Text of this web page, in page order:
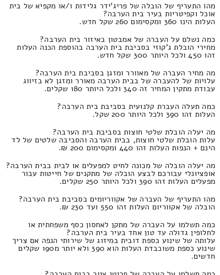
מהו התעריף של הובלה של פריג'ידר גלידות ו/או מקפיא של בית
אוכל וקפיטריות בעיר בית הערבה?
העלות הינו 360 ומקסימום 260 שקל חדש.
כמה נשלם על העברה של אמבטון באיזור בית הערבה?
מחירי הובלת ג'קוזי בסביבת בית הערבה בהוספת הכנה העלות
זהו 450 ולכל היותר 300 שקל חדש.
מה מחיר העברה של מאוורר ומזגן בסביבת בית הערבה?
עלויות של להעברה של בבית הערבה מאורר ומזגן לא בזיווג
עבודת מתקין המחיר זה 340 ולכל היותר 180 שקלים.
כמה תעלה העברת קלנועית בסביבת בית הערבה?
העלות זהו 390 ולכל היותר 200 שקל.
מה יעלה הובלת שלטי חוצות בסביבת בית הערבה?
עלות הובלת שלטי חוצות, בבית הערבה והסביבה שלטים של לד
הינם + הנפות העלות זהו 440 ומקסימום 200 ₪.
מה יעלה הובלה של מכונה לחיט למפעלים או לבית בבית הערבה?
אופציונלי עבורכם לבצע הובלה של מתקנים של חייטות עבור
מפעלים העלות זהו 390 ולכל היותר 250 שקלים.
מהו התעריף של העברה של אקווריומים בסביבת בית הערבה?
הובלה של אקווריום העלות זהו 550 ועד 230 ₪.
כמה תשלמו על העברה של מתקן לאחסון כסף משפחתית או
לחלופין גדולה עד טון אחד בעיר בית הערבה?
עלותה של שינוע כספת דובית במיזוג של שירותי הנפה אם צריך
שינוע כספת משוכבדת העלות הוא 390 ולא יותר מ190 שקלים
חדשים.